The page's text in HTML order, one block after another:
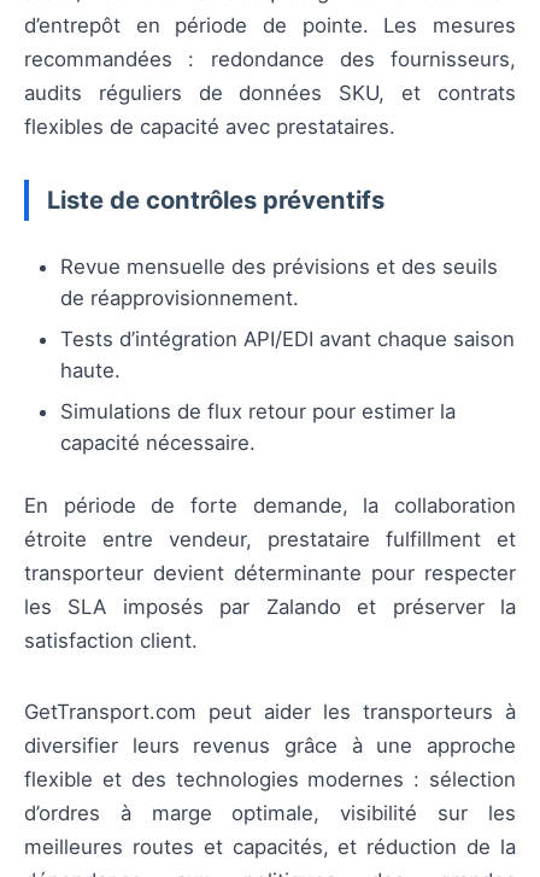
d’entrepôt en période de pointe. Les mesures
recommandées : redondance des fournisseurs,
audits réguliers de données SKU, et contrats
flexibles de capacité avec prestataires.
Liste de contrôles préventifs
Revue mensuelle des prévisions et des seuils
de réapprovisionnement.
Tests d’intégration API/EDI avant chaque saison
haute.
Simulations de flux retour pour estimer la
capacité nécessaire.
En période de forte demande, la collaboration
étroite entre vendeur, prestataire fulfillment et
transporteur devient déterminante pour respecter
les SLA imposés par Zalando et préserver la
satisfaction client.
GetTransport.com peut aider les transporteurs à
diversifier leurs revenus grâce à une approche
flexible et des technologies modernes : sélection
d’ordres à marge optimale, visibilité sur les
meilleures routes et capacités, et réduction de la